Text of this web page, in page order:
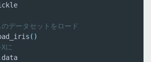
データセットをロード
( )
に